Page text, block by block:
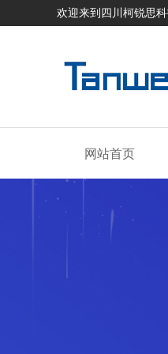
欢迎来到四川柯锐思
网站首页